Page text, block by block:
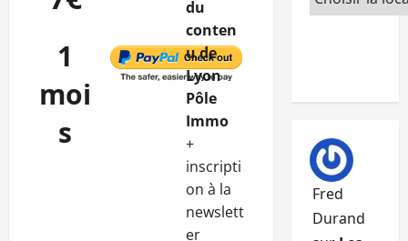
1
moi
s
du
conten
u de
Lyon
Pôle
Immo
+
inscripti
on à la
newslett
er
Fred
Durand